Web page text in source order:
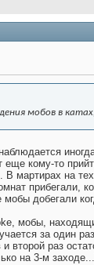
мобов в
еще кому-то
В мартирах на
прибегали,
добегали
мобы,
за один
второй раз
на 3-м